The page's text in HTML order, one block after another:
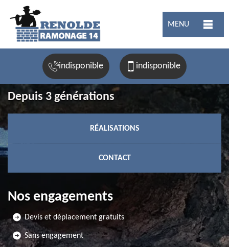
MENU
indisponible indisponible
Depuis 3 générations
RÉALISATIONS
CONTACT
Nos engagements
Devis et déplacement gratuits
Sans engagement